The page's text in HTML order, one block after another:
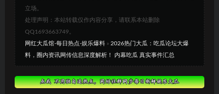
立场。
处理声明：本站转载仅作内容分享，请联系本站删除
QQ1693663749。
网红大瓜馆-每日热点-娱乐爆料 » 2026热门大瓜：吃瓜论坛大爆
料，圈内资讯网传信息深度解析！ 内幕吃瓜 真实事件汇总